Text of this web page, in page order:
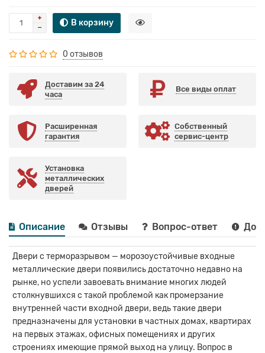
В корзину
0 отзывов
Доставим за 24
часа
Все виды оплат
Расширенная
гарантия
Собственный
сервис-центр
Установка
металлических
дверей
Описание Отзывы Вопрос-ответ
Двери с терморазрывом — морозоустойчивые входные
металлические двери появились достаточно недавно на
рынке, но успели завоевать внимание многих людей
столкнувшихся с такой проблемой как промерзание
внутренней части входной двери, ведь такие двери
предназначены для установки в частных домах, квартирах
на первых этажах, офисных помещениях и других
строениях имеющие прямой выход на улицу. Вопрос в